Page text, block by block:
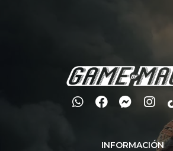
INFORMACIÓN